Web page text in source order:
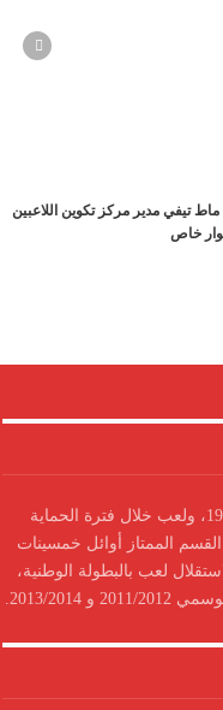
تيفي مدير مركز تكوين اللاعبين
خاص
تأسس نادي المغرب أتلتيك تطوان سنة 1922، ولعب خلال فترة الحماية
الممتاز أوائل خمسينات
لعب بالبطولة الوطنية،
2014.